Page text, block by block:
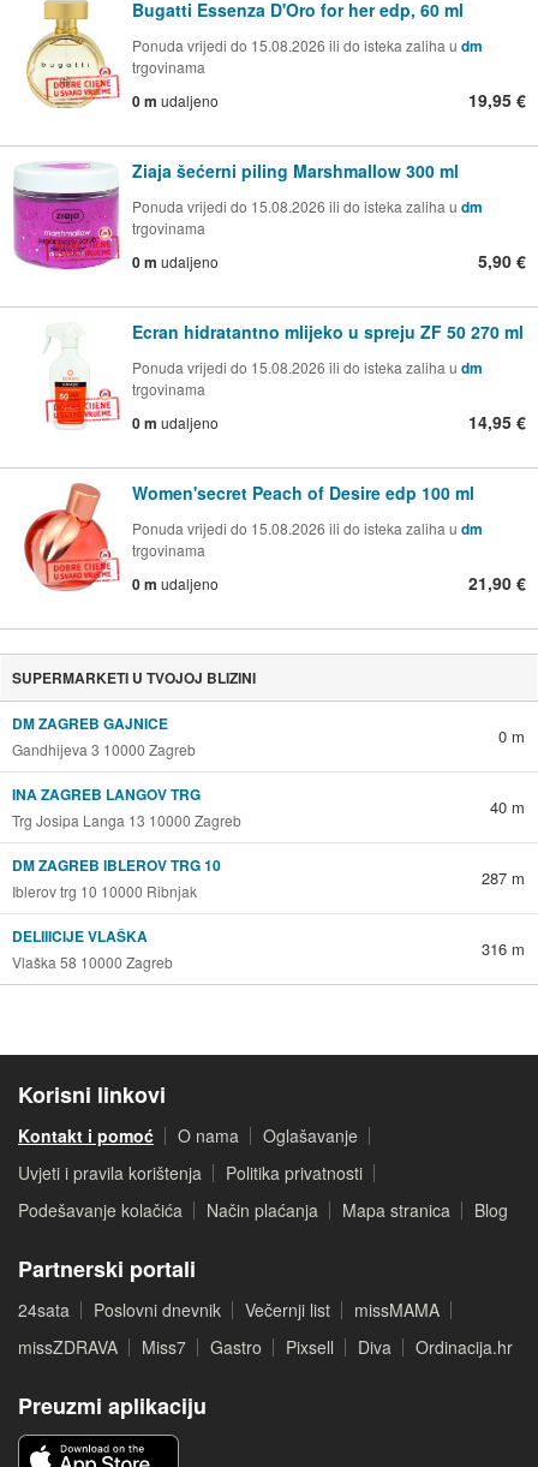
Bugatti Essenza D'Oro for her edp, 60 ml
Ponuda vrijedi do 15.08.2026 ili do isteka zaliha u dm
trgovinama
0 m udaljeno 19,95 €
Ziaja šećerni piling Marshmallow 300 ml
Ponuda vrijedi do 15.08.2026 ili do isteka zaliha u dm
trgovinama
0 m udaljeno 5,90 €
Ecran hidratantno mlijeko u spreju ZF 50 270 ml
Ponuda vrijedi do 15.08.2026 ili do isteka zaliha u dm
trgovinama
0 m udaljeno 14,95 €
Women'secret Peach of Desire edp 100 ml
Ponuda vrijedi do 15.08.2026 ili do isteka zaliha u dm
trgovinama
0 m udaljeno 21,90 €
SUPERMARKETI U TVOJOJ BLIZINI
DM ZAGREB GAJNICE
Gandhijeva 3 10000 Zagreb
0 m
INA ZAGREB LANGOV TRG
Trg Josipa Langa 13 10000 Zagreb
40 m
DM ZAGREB IBLEROV TRG 10
Iblerov trg 10 10000 Ribnjak
287 m
DELIIICIJE VLAŠKA
Vlaška 58 10000 Zagreb
316 m
Korisni linkovi
Kontakt i pomoć O nama
Oglašavanje
Uvjeti i pravila korištenja
Politika privatnosti
Podešavanje kolačića
Način plaćanja Mapa stranica Blog
Partnerski portali
24sata Poslovni dnevnik Večernji list
missMAMA
missZDRAVA
Miss7 Gastro Pixsell Diva Ordinacija.hr
Preuzmi aplikaciju